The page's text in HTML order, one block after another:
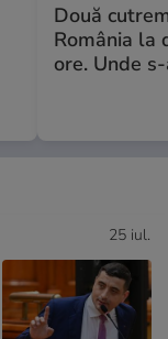
Două
România la
ore. Unde
25 iul.